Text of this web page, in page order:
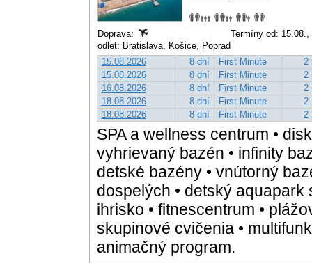
Doprava:
Termíny od: 15.08.,
odlet: Bratislava, Košice, Poprad
15.08.2026
8 dní First Minute
2
15.08.2026
8 dní First Minute
2
16.08.2026
8 dní First Minute
2
18.08.2026
8 dní First Minute
2
18.08.2026
8 dní First Minute 2
SPA a wellness centrum •
vyhrievaný bazén • infinity
detské bazény • vnútorný
dospelých • detský aquapark
ihrisko • fitnescentrum •
skupinové cvičenia •
animačný program.